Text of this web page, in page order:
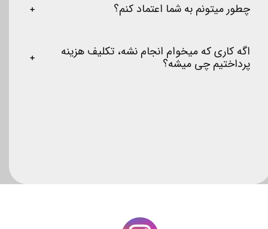
چطور میتونم به شما اعتماد کنم؟
اگه کاری که میخوام انجام نشه، تکلیف هزینه
پرداختیم چی میشه؟